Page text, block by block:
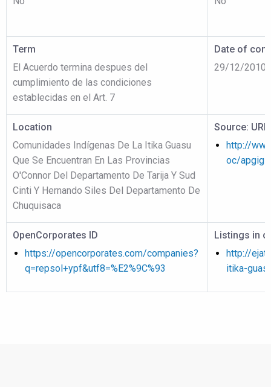
Term
El Acuerdo termina despues del
cumplimiento de las condiciones
establecidas en el Art. 7
Date of
29/12/2010
Location
Comunidades Indígenas De La Itika Guasu
Que Se Encuentran En Las Provincias
O'Connor Del Departamento De Tarija Y Sud
Cinti Y Hernando Siles Del Departamento De
Chuquisaca
Source: URL
http://
oc/
OpenCorporates ID
https://opencorporates.com/companies?
q=repsol+ypf&utf8=%E2%9C%93
Listings in
http://
itika-